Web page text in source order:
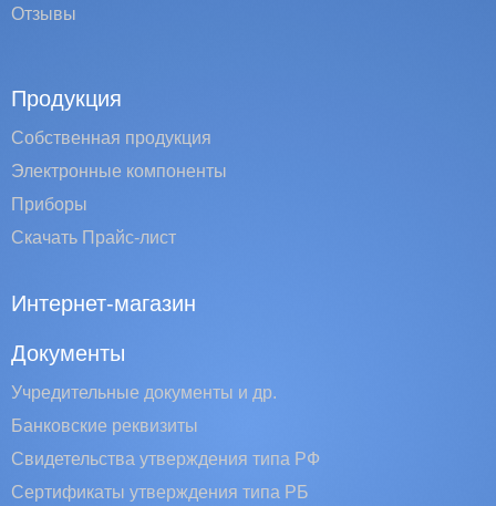
Отзывы
Продукция
Собственная продукция
Электронные компоненты
Приборы
Скачать Прайс-лист
Интернет-магазин
Документы
Учредительные документы и др.
Банковские реквизиты
Свидетельства утверждения типа РФ
Сертификаты утверждения типа РБ